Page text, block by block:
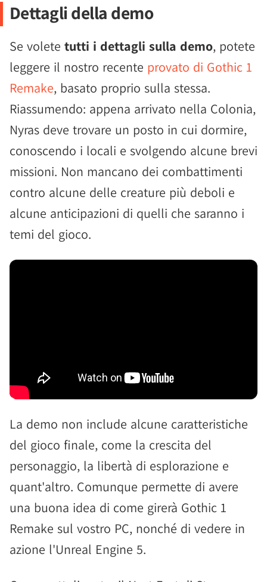
Dettagli della demo
Se volete tutti i dettagli sulla demo, potete
leggere il nostro recente provato di Gothic 1
Remake, basato proprio sulla stessa.
Riassumendo: appena arrivato nella Colonia,
Nyras deve trovare un posto in cui dormire,
conoscendo i locali e svolgendo alcune brevi
missioni. Non mancano dei combattimenti
contro alcune delle creature più deboli e
alcune anticipazioni di quelli che saranno i
temi del gioco.
La demo non include alcune caratteristiche
del gioco finale, come la crescita del
personaggio, la libertà di esplorazione e
quant'altro. Comunque permette di avere
una buona idea di come girerà Gothic 1
Remake sul vostro PC, nonché di vedere in
azione l'Unreal Engine 5.